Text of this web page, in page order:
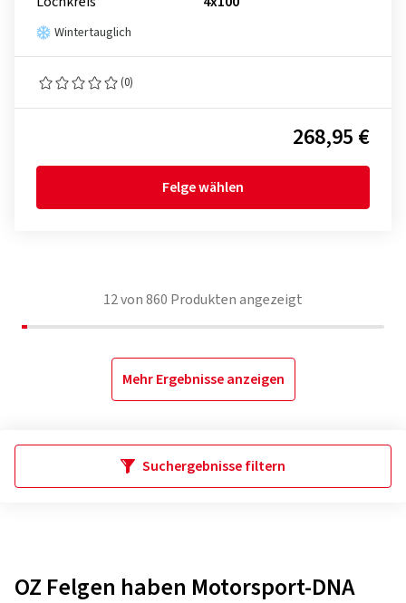
Wintertauglich
(0)
268,95 €
Felge wählen
12von860 Produkten angezeigt
Mehr Ergebnisse anzeigen
Suchergebnisse filtern
OZ Felgen haben Motorsport-DNA